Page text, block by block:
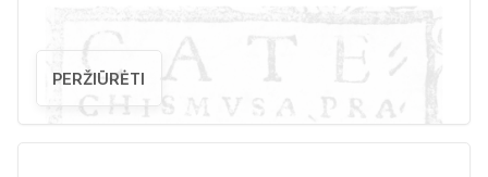
PERŽIŪRĖTI